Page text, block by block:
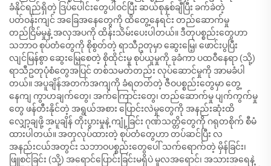
ခံနိုင်ရည်ရှိတဲ့ ဒြပ်ပေါင်းတွေပါဝင်ပြီး ဆယ်စုနှစ်ချီပြီး ခက်ခဲတဲ့
ပတ်ဝန်းကျင် အခြေအနေတွေကို ထိတွေ့နေရင်း တည်ဆောက်မှု
တည်ငြိမ်မှုနဲ့ အလှအပကို ထိန်းသိမ်းပေးပါတယ်။ ဒီတုပစ္စည်းတွေဟာ
သဘာဝ စုပ်တံတွေကို စိုစွတ်တဲ့ ရာသီဥတုမှာ ဆွေးမြေ့၊ ဖောင်းပွပြီး
လျင်မြန်စွာ ဆွေးမြေ့စေတဲ့ စိုထိုင်းမှု စုပ်ယူမှုကို ခုခံကာ ပထဝီနေရာ (သို့)
ရာသီဥတုပုံစံတွေအပြင် တစ်သမတ်တည်း လုပ်ဆောင်မှုကို အာမခံပါ
တယ်။ အပူချိန်အတက်အကျကို ခံရတတ်တဲ့ ဇီဝပစ္စည်းတွေမှာ တွေ့
နေကျ ကွာဟချက်တွေ၊ အက်ကြောင်းတွေ၊ တည်ဆောက်မှု ပျက်ကွက်မှု
တွေ ဖန်တီးနိုင်တဲ့ အရွယ်အစား ပြောင်းလဲမှုတွေကို အနည်းဆုံးထိ
လျှော့ချဖို့ အပူချိန် တိုးပွားမှုနဲ့ ကျုံ့ခြင်း ဂုဏ်သတ္တိတွေကို ဂရုတစိုက် စီမံ
ထားပါတယ်။ အတုလုပ်ထားတဲ့ စုပ်တံတွေဟာ တပ်ဆင်ပြီး လ
အနည်းငယ်အတွင်း သဘာဝပစ္စည်းတွေပေါ် သက်ရောက်တဲ့ မှိန်ခြင်း၊
ဖြူစင်ခြင်း (သို့) အရောင်ပြောင်းခြင်းမရှိပဲ မူလအရောင်၊ အသားအရေနဲ့